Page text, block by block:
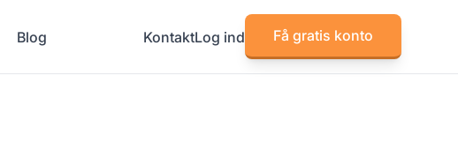
Blog KontaktLog ind Få gratis konto